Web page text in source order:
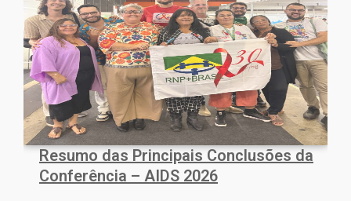
Resumo das Principais Conclusões da
Conferência – AIDS 2026